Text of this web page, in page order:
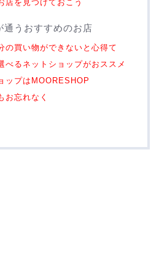
店を見つけておこう
通うおすすめのお店
の買い物ができないと心得て
べるネットショップがおススメ
ップはMOORESHOP
お忘れなく